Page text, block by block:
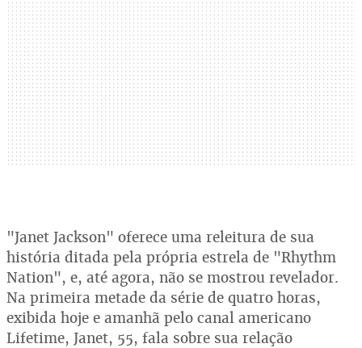
"Janet Jackson" oferece uma releitura de sua
história ditada pela própria estrela de "Rhythm
Nation", e, até agora, não se mostrou revelador.
Na primeira metade da série de quatro horas,
exibida hoje e amanhã pelo canal americano
Lifetime, Janet, 55, fala sobre sua relação